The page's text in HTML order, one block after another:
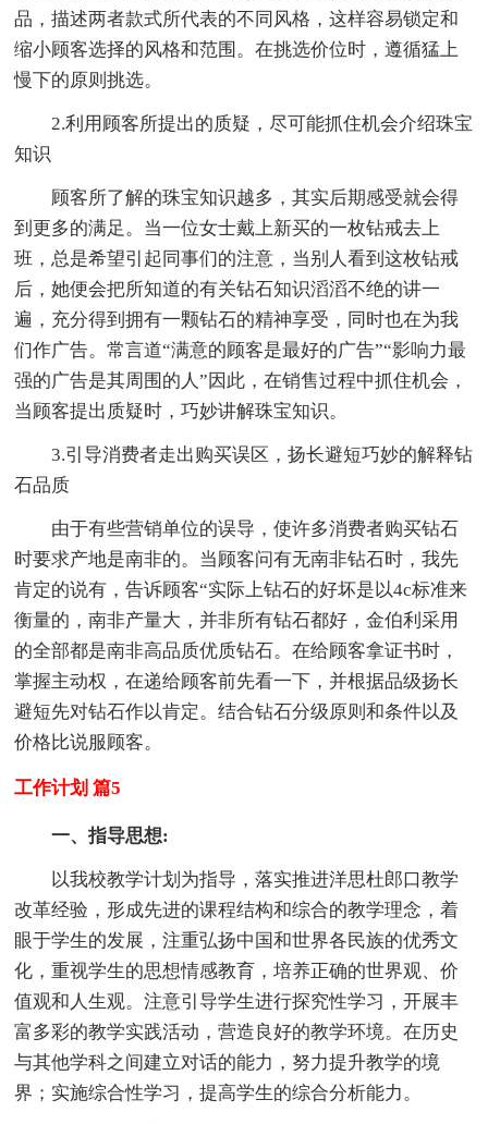
品，描述两者款式所代表的不同风格，这样容易锁定和
缩小顾客选择的风格和范围。在挑选价位时，遵循猛上
慢下的原则挑选。
2.利用顾客所提出的质疑，尽可能抓住机会介绍珠宝
知识
顾客所了解的珠宝知识越多，其实后期感受就会得
到更多的满足。当一位女士戴上新买的一枚钻戒去上
班，总是希望引起同事们的注意，当别人看到这枚钻戒
后，她便会把所知道的有关钻石知识滔滔不绝的讲一
遍，充分得到拥有一颗钻石的精神享受，同时也在为我
们作广告。常言道“满意的顾客是最好的广告”“影响力最
强的广告是其周围的人”因此，在销售过程中抓住机会，
当顾客提出质疑时，巧妙讲解珠宝知识。
3.引导消费者走出购买误区，扬长避短巧妙的解释钻
石品质
由于有些营销单位的误导，使许多消费者购买钻石
时要求产地是南非的。当顾客问有无南非钻石时，我先
肯定的说有，告诉顾客“实际上钻石的好坏是以4c标准来
衡量的，南非产量大，并非所有钻石都好，金伯利采用
的全部都是南非高品质优质钻石。在给顾客拿证书时，
掌握主动权，在递给顾客前先看一下，并根据品级扬长
避短先对钻石作以肯定。结合钻石分级原则和条件以及
价格比说服顾客。
工作计划 篇5
一、指导思想:
以我校教学计划为指导，落实推进洋思杜郎口教学
改革经验，形成先进的课程结构和综合的教学理念，着
眼于学生的发展，注重弘扬中国和世界各民族的优秀文
化，重视学生的思想情感教育，培养正确的世界观、价
值观和人生观。注意引导学生进行探究性学习，开展丰
富多彩的教学实践活动，营造良好的教学环境。在历史
与其他学科之间建立对话的能力，努力提升教学的境
界；实施综合性学习，提高学生的综合分析能力。